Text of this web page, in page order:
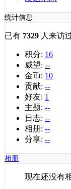
统计信息
已有 7329 人来访
积分: 16
威望: --
金币: 10
贡献: --
好友: 1
主题: --
日志: --
相册: --
分享: --
相册
现在还没有